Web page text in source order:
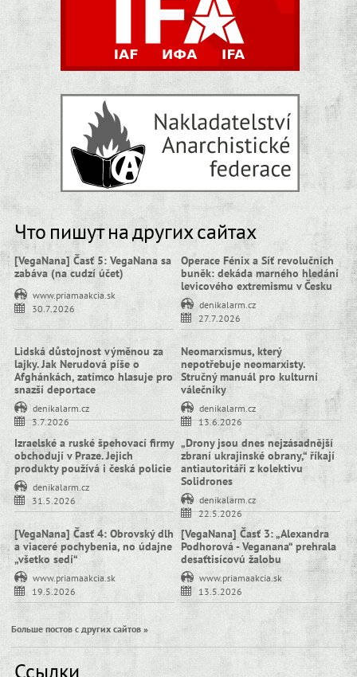
Что пишут на других сайтах
[VegaNana] Časť 5: VegaNana sa
zabáva (na cudzí účet)
www.priamaakcia.sk
30.7.2026
Operace Fénix a Síť revolučních
buněk: dekáda marného hledání
levicového extremismu v Česku
denikalarm.cz
27.7.2026
Lidská důstojnost výměnou za
lajky. Jak Nerudová píše o
Afghánkách, zatímco hlasuje pro
snazší deportace
denikalarm.cz
3.7.2026
Neomarxismus, který
nepotřebuje neomarxisty.
Stručný manuál pro kulturní
válečníky
denikalarm.cz
13.6.2026
Izraelské a ruské špehovací firmy
obchodují v Praze. Jejich
produkty používá i česká policie
denikalarm.cz
31.5.2026
„Drony jsou dnes nejzásadnější
zbraní ukrajinské obrany,“ říkají
antiautoritáři z kolektivu
Solidrones
denikalarm.cz
22.5.2026
[VegaNana] Časť 4: Obrovský dlh
a viaceré pochybenia, no údajne
„všetko sedí“
www.priamaakcia.sk
19.5.2026
[VegaNana] Časť 3: „Alexandra
Podhorová - Veganana“ prehrala
desaťtisícovú žalobu
www.priamaakcia.sk
13.5.2026
Больше постов с других сайтов »
Ссылки